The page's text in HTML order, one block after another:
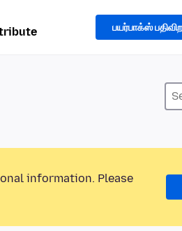
பயர்பாக்ஸ்
information. Please